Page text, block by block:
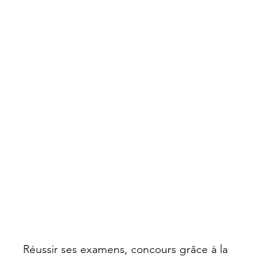
Réussir ses examens, concours grâce à la